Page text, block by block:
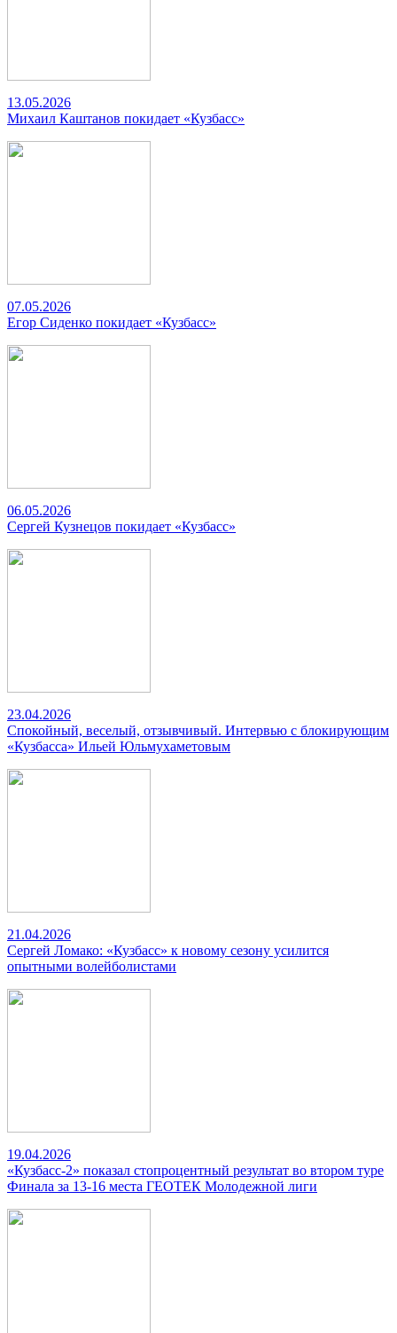
13.05.2026
Михаил Каштанов покидает «Кузбасс»
07.05.2026
Егор Сиденко покидает «Кузбасс»
06.05.2026
Сергей Кузнецов покидает «Кузбасс»
23.04.2026
Спокойный, веселый, отзывчивый. Интервью с блокирующим
«Кузбасса» Ильей Юльмухаметовым
21.04.2026
Сергей Ломако: «Кузбасс» к новому сезону усилится
опытными волейболистами
19.04.2026
«Кузбасс-2» показал стопроцентный результат во втором туре
Финала за 13-16 места ГЕОТЕК Молодежной лиги